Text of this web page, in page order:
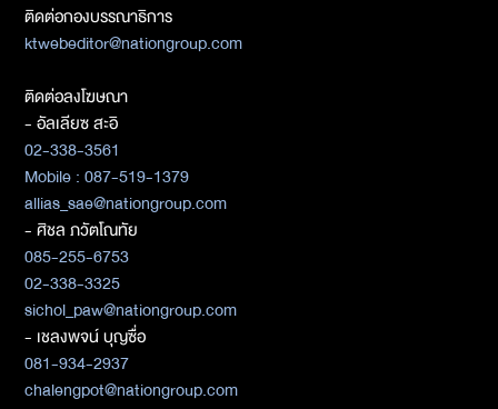
ติดต่อกองบรรณาธิการ
ktwebeditor@nationgroup.com
ติดต่อลงโฆษณา
- อัลเลียซ สะอิ
02-338-3561
Mobile : 087-519-1379
allias_sae@nationgroup.com
- ศิชล ภวัตโณทัย
085-255-6753
02-338-3325
sichol_paw@nationgroup.com
- เชลงพจน์ บุญซื่อ
081-934-2937
chalengpot@nationgroup.com